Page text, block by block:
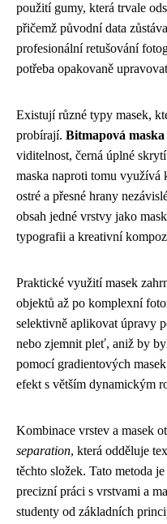
použití gumy, která trvale
přičemž původní data
profesionální retušování
potřeba opakovaně
Existují různé typy masek,
probírají. Bitmapová
viditelnost, černá úplné
maska naproti tomu
ostré a přesné hrany
obsah jedné vrstvy jako
typografii a kreativní
Praktické využití masek
objektů až po komplexní
selektivně aplikovat úpravy
nebo zjemnit pleť, aniž by
pomocí gradientových
efekt s větším dynamickým
Kombinace vrstev a masek
separation, která odděluje
těchto složek. Tato metoda
precizní práci s vrstvami a
studenty od základních